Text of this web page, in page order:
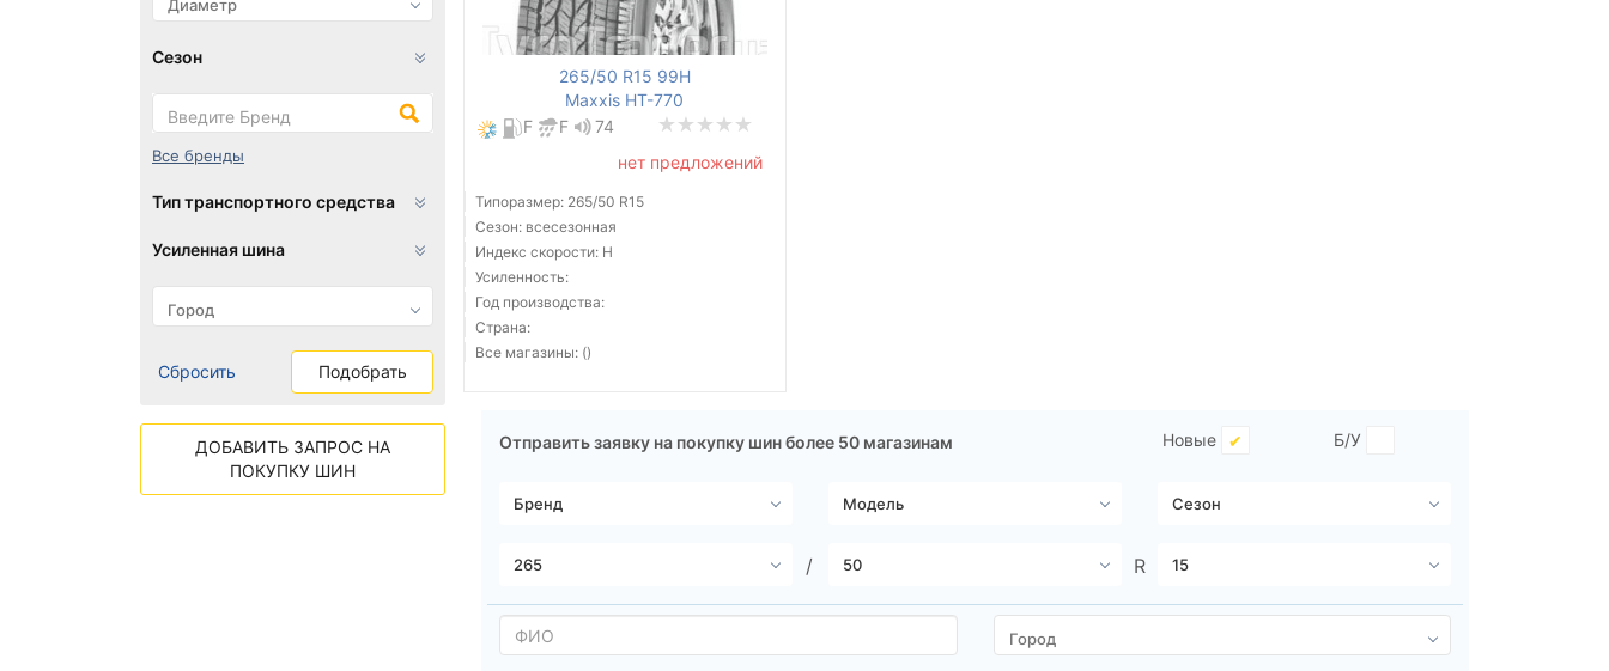
265/50 R15 99H
Maxxis HT-770
F
F
74
нет предложений
Типоразмер: 265/50 R15
Сезон: всесезонная
Индекс скорости: H
Усиленность:
Год производства:
Страна:
Все магазины: ()
Отправить заявку на покупку шин более 50 магазинам Новые Б/У
Сезон
Все бренды
Тип транспортного средства
Усиленная шина
Сбросить Подобрать
ДОБАВИТЬ ЗАПРОС НА
ПОКУПКУ ШИН